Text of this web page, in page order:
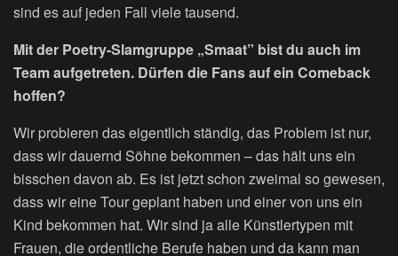
sind es auf jeden Fall viele tausend.
Mit der Poetry-Slamgruppe „Smaat” bist du auch im
Team aufgetreten. Dürfen die Fans auf ein Comeback
hoffen?
Wir probieren das eigentlich ständig, das Problem ist nur,
dass wir dauernd Söhne bekommen – das hält uns ein
bisschen davon ab. Es ist jetzt schon zweimal so gewesen,
dass wir eine Tour geplant haben und einer von uns ein
Kind bekommen hat. Wir sind ja alle Künstlertypen mit
Frauen, die ordentliche Berufe haben und da kann man